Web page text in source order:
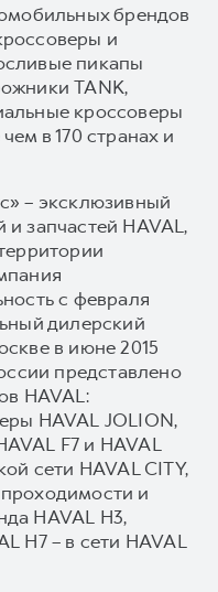
брендов
и
пикапы
TANK,
кроссоверы
в 170 странах и
– эксклюзивный
запчастей HAVAL,
с февраля
дилерский
в июне 2015
представлено
HAVAL:
HAVAL JOLION,
F7 и HAVAL
сети HAVAL CITY,
и
HAVAL H3,
H7 – в сети HAVAL